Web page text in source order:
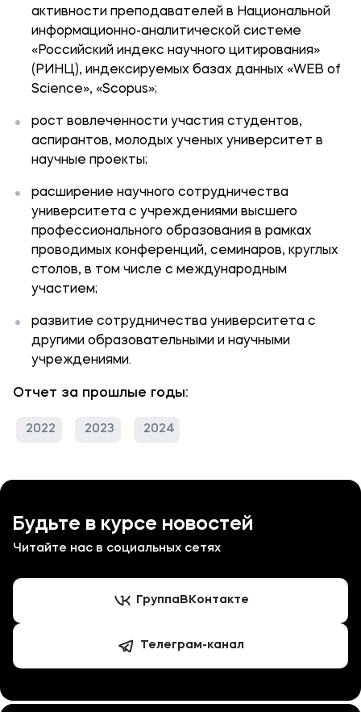
активности преподавателей в Национальной
информационно-аналитической системе
«Российский индекс научного цитирования»
(РИНЦ), индексируемых базах данных «WEB of
Science», «Scopus»;
рост вовлеченности участия студентов,
аспирантов, молодых ученых университет в
научные проекты;
расширение научного сотрудничества
университета с учреждениями высшего
профессионального образования в рамках
проводимых конференций, семинаров, круглых
столов, в том числе с международным
участием;
развитие сотрудничества университета с
другими образовательными и научными
учреждениями.
Отчет за прошлые годы:
2022 2023 2024
Будьте в курсе новостей
Читайте нас в социальных сетях
ГруппаВКонтакте
Телеграм-канал